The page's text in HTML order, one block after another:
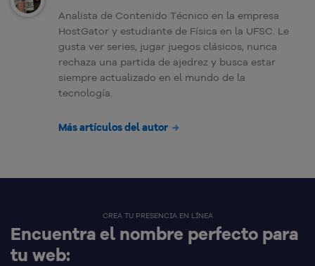
Analista de Contenido Técnico en la empresa
HostGator y estudiante de Física en la UFSC. Le
gusta ver series, jugar juegos clásicos, nunca
rechaza una partida de ajedrez y busca estar
siempre actualizado en el mundo de la
tecnología.
Más artículos del autor
CREA TU PRESENCIA EN LÍNEA
Encuentra el nombre perfecto para
tu web: